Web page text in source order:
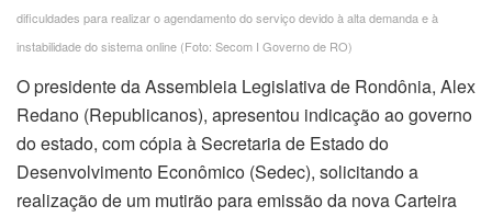
dificuldades para realizar o agendamento do serviço devido à alta demanda e à
instabilidade do sistema online (Foto: Secom I Governo de RO)
O presidente da Assembleia Legislativa de Rondônia, Alex
Redano (Republicanos), apresentou indicação ao governo
do estado, com cópia à Secretaria de Estado do
Desenvolvimento Econômico (Sedec), solicitando a
realização de um mutirão para emissão da nova Carteira